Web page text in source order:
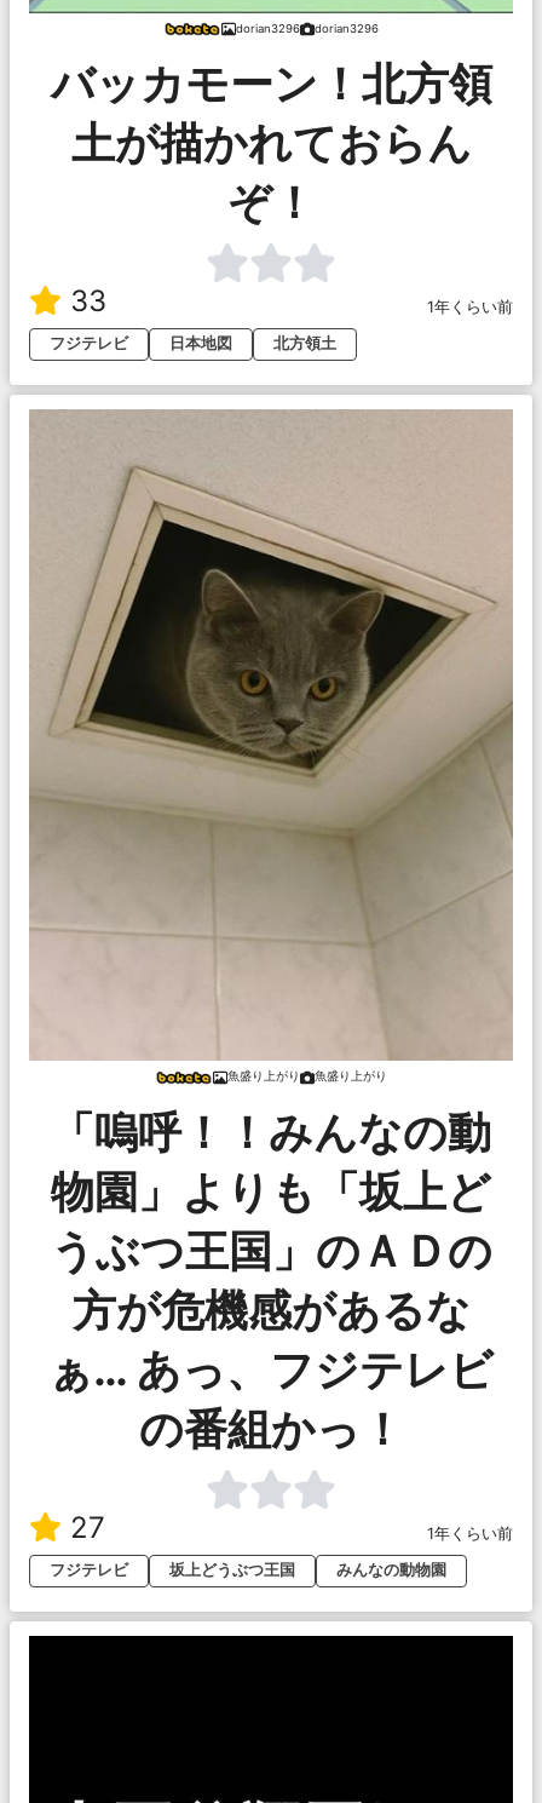
dorian3296 dorian3296
バッカモーン！北方領
土が描かれておらん
ぞ！
33
1年くらい前
フジテレビ
日本地図 北方領土
魚盛り上がり 魚盛り上がり
「嗚呼！！みんなの動
物園」よりも「坂上ど
うぶつ王国」のＡＤの
方が危機感があるな
ぁ… あっ、フジテレビ
の番組かっ！
27
1年くらい前
フジテレビ
坂上どうぶつ王国 みんなの動物園